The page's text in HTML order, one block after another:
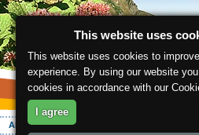
About the region
This website uses
This website uses cookies to
experience. By using our website
cookies in accordance with our
I agree